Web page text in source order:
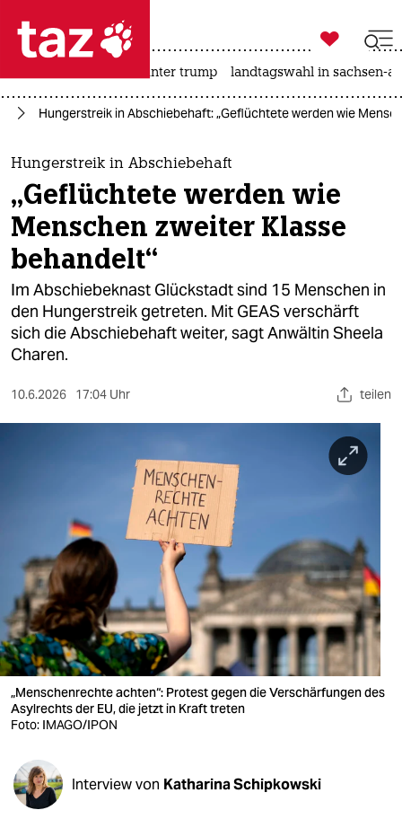
 taz zahl ich
taz zahl ich
themen
politik
öko
gesellschaft
kultur
sport
berlin
verlag
veranstaltungen
shop
fragen & hilfe
unterstützen
genossenschaft
epaper login

taz zahl ich
usa unter trump landtagswahl in sachsen-
Hungerstreik in Abschiebehaft: „Geflüchtete werden wie
Hungerstreik in Abschiebehaft
„Geflüchtete werden wie
Menschen zweiter Klasse
behandelt“
Im Abschiebeknast Glückstadt sind 15 Menschen in
den Hungerstreik getreten. Mit GEAS verschärft
sich die Abschiebehaft weiter, sagt Anwältin Sheela
Charen.
10.6.2026 17:04 Uhr teilen
„Menschenrechte achten“: Protest gegen die Verschärfungen des
Asylrechts der EU, die jetzt in Kraft treten
Foto: IMAGO/IPON
Interview von Katharina Schipkowski